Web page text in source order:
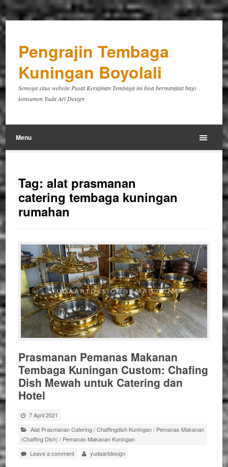
Pengrajin Tembaga
Kuningan Boyolali
Semoga situs website Pusat Kerajinan Tembaga ini bisa bermanfaat bagi
konsumen Yuda Art Design
Menu
Tag:alat prasmanan
catering tembaga kuningan
rumahan
Prasmanan Pemanas Makanan
Tembaga Kuningan Custom: Chafing
Dish Mewah untuk Catering dan
Hotel
7 April 2021
Alat Prasmanan Catering/Chaffingdish Kuningan/ Pemanas Makanan
(Chaffing Dish) / Pemanas Makanan Kuningan
Leave a comment
yudaartdesign